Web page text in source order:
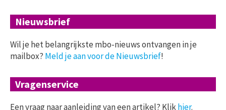
Nieuwsbrief
Wil je het belangrijkste mbo-nieuws ontvangen in je
mailbox? Meld je aan voor de Nieuwsbrief!
Vragenservice
Een vraag naar aanleiding van een artikel? Klikhier.